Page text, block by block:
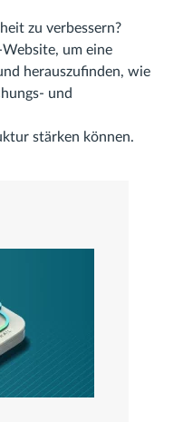
zu verbessern?
Website, um eine
herauszufinden, wie
und
stärken können.